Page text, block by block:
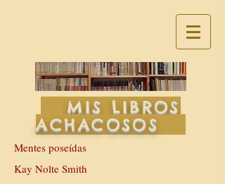
MIS LIBROS
ACHACOSOS
Mentes poseídas
Kay Nolte Smith